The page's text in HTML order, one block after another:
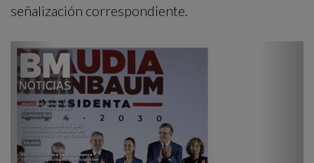
señalización correspondiente.
Previous